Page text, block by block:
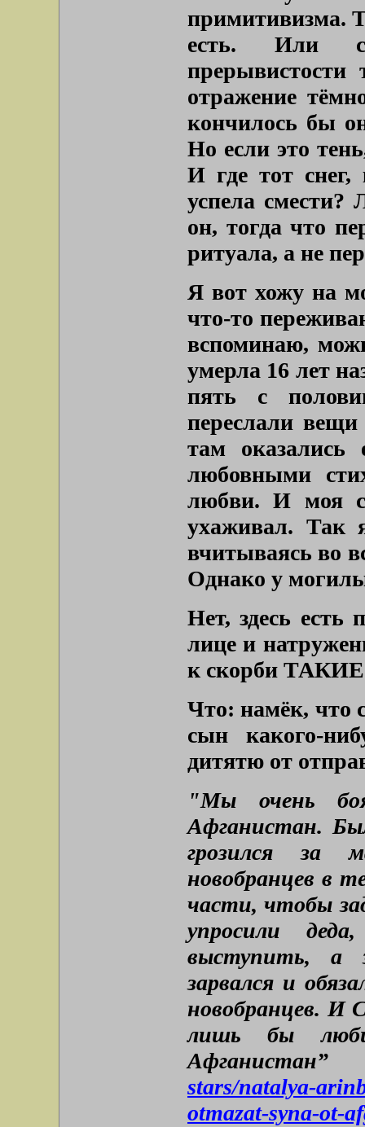
примитивизма.
есть. Или
отражение
кончилось бы
Но если это
И где тот
успела
он, тогда что
ритуала, а не
Я вот хожу на
что-то
вспоминаю,
умерла 16 лет
пять с
переслали
там оказались
любовными
любви. И моя с
ухаживал. Так
вчитываясь во
Однако у
Нет, здесь есть
лице и
к скорби ТАКИЕ
Что: намёк, что
сын какого-
дитятю от
"Мы очень
Афганистан.
грозился за
новобранцев в
части, чтобы
упросили
выступить, а
зарвался и
новобранцев. И
лишь бы
stars/natalya-
otmazat-syna-ot-